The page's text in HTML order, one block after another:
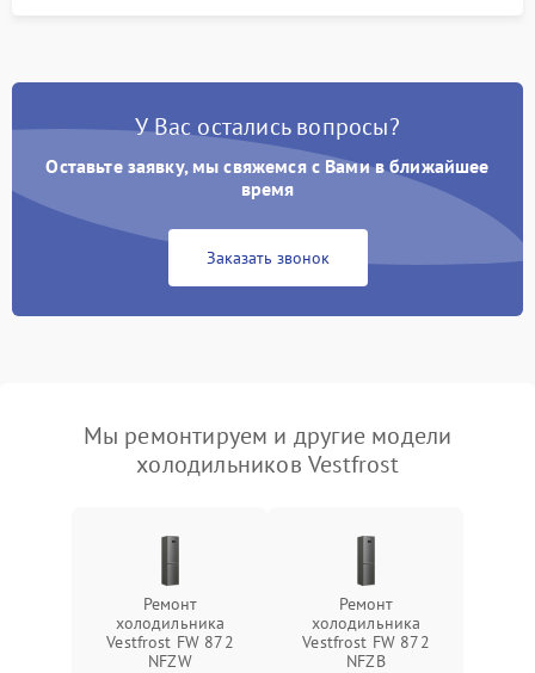
У Вас остались вопросы?
Оставьте заявку, мы свяжемся с Вами в ближайшее
время
Заказать звонок
Мы ремонтируем и другие модели
холодильников Vestfrost
Ремонт
холодильника
Vestfrost FW 872
NFZW
Ремонт
холодильника
Vestfrost FW 872
NFZВ